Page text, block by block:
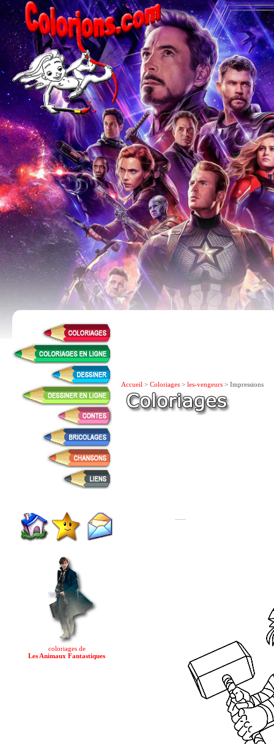
coloriages de
Les Animaux Fantastiques
Accueil > Coloriages > les-vengeurs > Impressions